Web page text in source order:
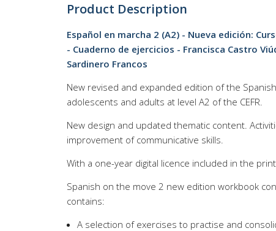
Product Description
Español en marcha 2 (A2) - Nueva edición:
- Cuaderno de ejercicios - Francisca Castro
Sardinero Francos
New revised and expanded edition of the
adolescents and adults at level A2 of the CEFR.
New design and updated thematic content.
improvement of communicative skills.
With a one-year digital licence included in the
Spanish on the move 2 new edition workbook
contains:
A selection of exercises to practise and